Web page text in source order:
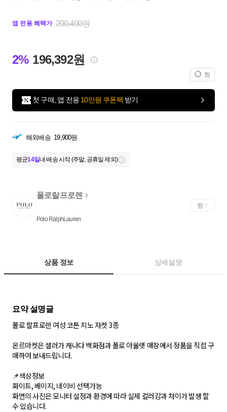
앱 전용 혜택가 200,400원
2% 196,392원
찜
첫 구매, 앱 전용 10만원 쿠폰팩 받기
해외배송 19,900원
평균14일내 배송 시작 (주말, 공휴일 제외)
폴로랄프로렌
Polo RalphLauren
찜
상품 정보 상세설명
요약 설명글
폴로 랄프로렌 여성 코튼 치노 자켓 3종
온르마켓은 셀러가 캐나다 백화점과 폴로 아울렛 매장에서 정품을 직접 구
매하여 보내드립니다.
📌색상정보
화이트, 베이지, 네이비 선택가능
화면의 사진은 모니터 설정과 환경에 따라 실제 컬러감과 차이가 발생 할
수 있습니다.